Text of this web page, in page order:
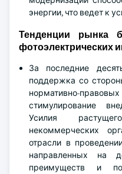
энергии, что ведет к
Тенденции рынка
фотоэлектрических
За последние
поддержка со
нормативно-
стимулирование
Усилия
некоммерческих
отрасли в
направленных на
преимуществ и